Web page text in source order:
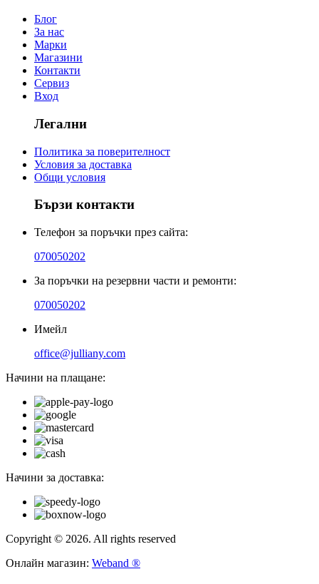
Блог
За нас
Марки
Магазини
Контакти
Сервиз
Вход
Легални
Политика за поверителност
Условия за доставка
Общи условия
Бързи контакти
Телефон за поръчки през сайта:
070050202
За поръчки на резервни части и ремонти:
070050202
Имейл
office@julliany.com
Начини на плащане:
Начини за доставка:
Copyright © 2026. All rights reserved
Онлайн магазин: Weband ®